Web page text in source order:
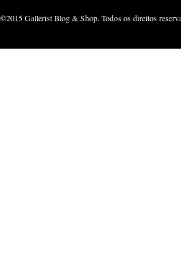
©2015 Gallerist Blog & Shop. Todos os direitos